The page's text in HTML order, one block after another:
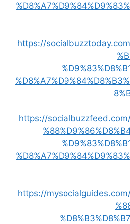
https://
https://
https://